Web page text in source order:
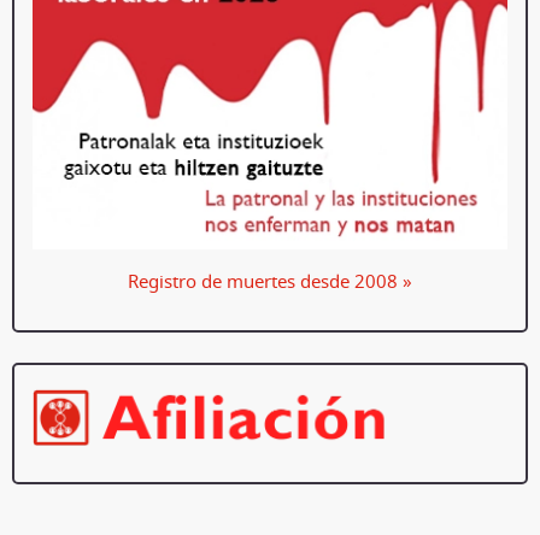
Registro de muertes desde 2008 »